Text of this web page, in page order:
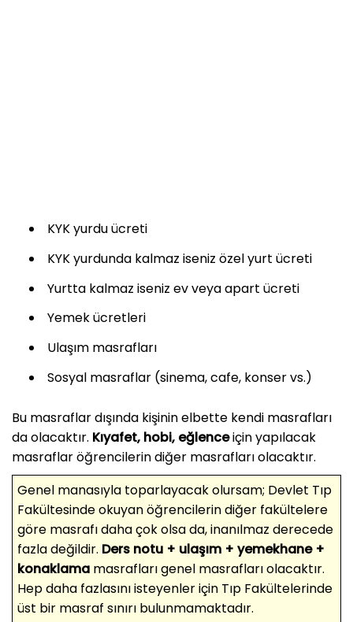
KYK yurdu ücreti
KYK yurdunda kalmaz iseniz özel yurt ücreti
Yurtta kalmaz iseniz ev veya apart ücreti
Yemek ücretleri
Ulaşım masrafları
Sosyal masraflar (sinema, cafe, konser vs.)
Bu masraflar dışında kişinin elbette kendi masrafları
da olacaktır. Kıyafet, hobi, eğlenceiçin yapılacak
masraflar öğrencilerin diğer masrafları olacaktır.
Genel manasıyla toparlayacak olursam; Devlet Tıp
Fakültesinde okuyan öğrencilerin diğer fakültelere
göre masrafı daha çok olsa da, inanılmaz derecede
fazla değildir. Ders notu + ulaşım + yemekhane +
konaklama masrafları genel masrafları olacaktır.
Hep daha fazlasını isteyenler için Tıp Fakültelerinde
üst bir masraf sınırı bulunmamaktadır.